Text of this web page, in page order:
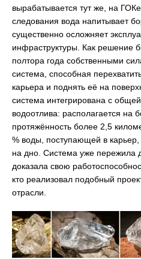
вырабатывается тут же, на
следования вода напитывает
существенно осложняет
инфраструктуры. Как решение
полтора года собственными
система, способная
карьера и поднять её на
система интегрирована с
водоотлива: располагается на
протяжённость более 2,5
% воды, поступающей в карьер,
на дно. Система уже пережила
доказала свою
кто реализовал подобный
отрасли.